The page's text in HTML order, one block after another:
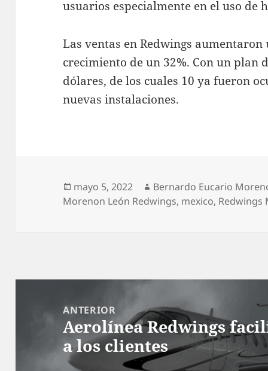
usuarios especialmente en el uso de
Las ventas en Redwings
crecimiento de un 32%. Con un plan
dólares, de los cuales 10 ya fueron
nuevas instalaciones.
Publicado
el
mayo 5, 2022 Autor
Bernardo Eucario
Morenon León Redwings, mexico, Redwings
entradas
ANTERIOR
Entrada
anterior:
Aerolínea Redwings
a los clientes